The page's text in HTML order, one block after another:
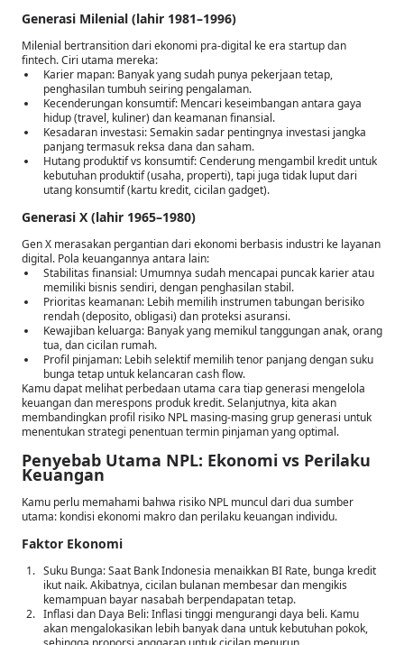
Generasi Milenial (lahir 1981–1996)
Milenial bertransition dari ekonomi pra-digital ke era startup dan
fintech. Ciri utama mereka:
Karier mapan: Banyak yang sudah punya pekerjaan tetap,
penghasilan tumbuh seiring pengalaman.
Kecenderungan konsumtif: Mencari keseimbangan antara gaya
hidup (travel, kuliner) dan keamanan finansial.
Kesadaran investasi: Semakin sadar pentingnya investasi jangka
panjang termasuk reksa dana dan saham.
Hutang produktif vs konsumtif: Cenderung mengambil kredit untuk
kebutuhan produktif (usaha, properti), tapi juga tidak luput dari
utang konsumtif (kartu kredit, cicilan gadget).
Generasi X (lahir 1965–1980)
Gen X merasakan pergantian dari ekonomi berbasis industri ke layanan
digital. Pola keuangannya antara lain:
Stabilitas finansial: Umumnya sudah mencapai puncak karier atau
memiliki bisnis sendiri, dengan penghasilan stabil.
Prioritas keamanan: Lebih memilih instrumen tabungan berisiko
rendah (deposito, obligasi) dan proteksi asuransi.
Kewajiban keluarga: Banyak yang memikul tanggungan anak, orang
tua, dan cicilan rumah.
Profil pinjaman: Lebih selektif memilih tenor panjang dengan suku
bunga tetap untuk kelancaran cash flow.
Kamu dapat melihat perbedaan utama cara tiap generasi mengelola
keuangan dan merespons produk kredit. Selanjutnya, kita akan
membandingkan profil risiko NPL masing-masing grup generasi untuk
menentukan strategi penentuan termin pinjaman yang optimal.
Penyebab Utama NPL: Ekonomi vs Perilaku
Keuangan
Kamu perlu memahami bahwa risiko NPL muncul dari dua sumber
utama: kondisi ekonomi makro dan perilaku keuangan individu.
Faktor Ekonomi
Suku Bunga: Saat Bank Indonesia menaikkan BI Rate, bunga kredit
ikut naik. Akibatnya, cicilan bulanan membesar dan mengikis
kemampuan bayar nasabah berpendapatan tetap.
Inflasi dan Daya Beli: Inflasi tinggi mengurangi daya beli. Kamu
akan mengalokasikan lebih banyak dana untuk kebutuhan pokok,